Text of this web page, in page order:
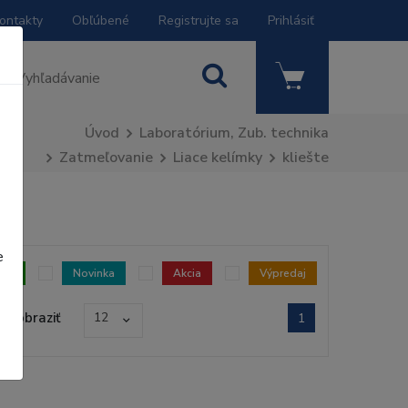
Obľúbené Registrujte sa Prihlásiť
Úvod
Laboratórium, Zub. technika
Zatmeľovanie
Liace kelímky kliešte
Novinka Akcia Výpredaj
Zobraziť 12 1